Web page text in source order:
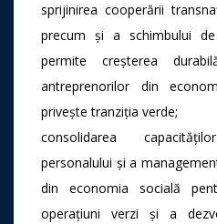
sprijinirea cooperării
precum și a schimbului
permite creșterea
antreprenorilor din
privește tranziția verde;
consolidarea
personalului și a
din economia socială
operațiuni verzi și a